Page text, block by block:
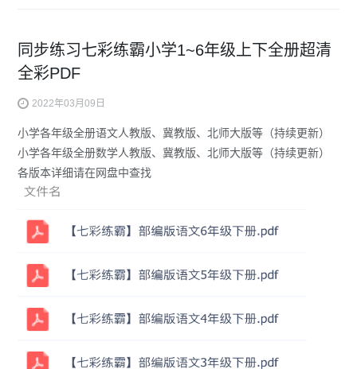
同步练习七彩练霸小学1~6年级上下全册超清
全彩PDF
2022年03月09日
小学各年级全册语文人教版、冀教版、北师大版等（持续更新）
小学各年级全册数学人教版、冀教版、北师大版等（持续更新）
各版本详细请在网盘中查找